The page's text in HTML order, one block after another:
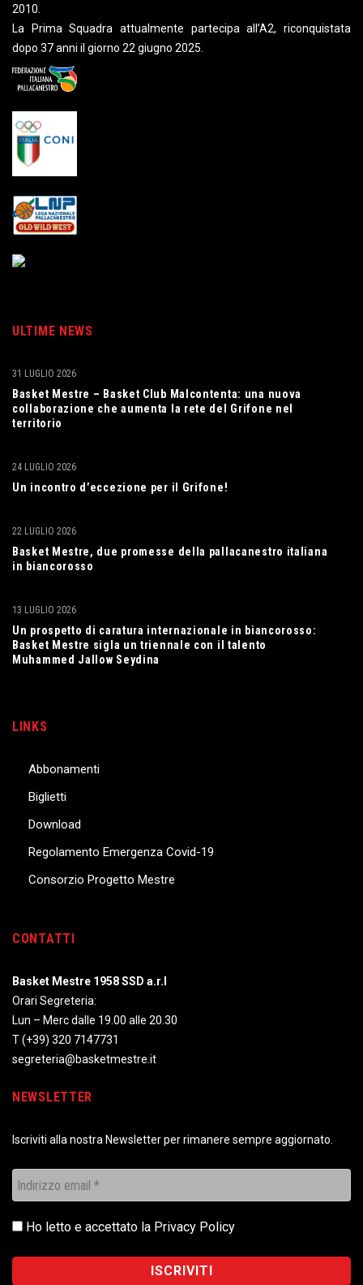
2010.
La Prima Squadra attualmente partecipa all’A2, riconquistata
dopo 37 anni il giorno 22 giugno 2025.
ULTIME NEWS
Basket Mestre – Basket Club Malcontenta: una nuova
collaborazione che aumenta la rete del Grifone nel
territorio
31 LUGLIO 2026
Un incontro d’eccezione per il Grifone!
24 LUGLIO 2026
Basket Mestre, due promesse della pallacanestro italiana
in biancorosso
22 LUGLIO 2026
Un prospetto di caratura internazionale in biancorosso:
Basket Mestre sigla un triennale con il talento
Muhammed Jallow Seydina
13 LUGLIO 2026
LINKS
Abbonamenti
Biglietti
Download
Regolamento Emergenza Covid-19
Consorzio Progetto Mestre
CONTATTI
Basket Mestre 1958 SSD a.r.l
Orari Segreteria:
Lun – Merc dalle 19.00 alle 20.30
T(+39) 320 7147731
segreteria@basketmestre.it
NEWSLETTER
Iscriviti alla nostra Newsletter per rimanere sempre aggiornato.
Ho letto e accettato la Privacy Policy